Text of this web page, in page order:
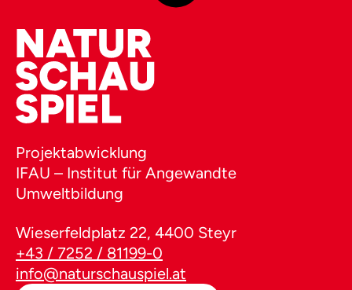
Projektabwicklung
IFAU – Institut für Angewandte
Umweltbildung
Wieserfeldplatz 22, 4400 Steyr
+43 / 7252 / 81199-0
info@naturschauspiel.at